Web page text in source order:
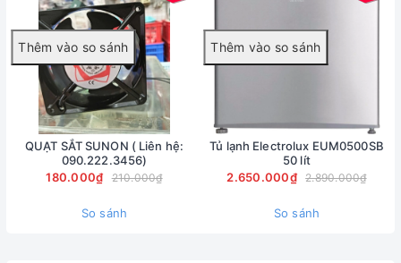
rộng (-23°C đến +7°C), lưu trữ đa dạng thực phẩm với tính
năng đông mềm UltraChill ở -2°C. Điều chỉnh nhiệt độ từ tủ
lạnh sang tủ đông với 1 nút chạm.
Không cần rã đông
có tính năng đông mềm UltraChill ở -2°C bảo quản thực
kín cùng công nghệ cân bằng độ ẩm AutoHumidity Control
QUẠT SẮT SUNON ( Liên hệ:
090.222.3456)
180.000₫
210.000₫
So sánh
Tủ lạnh Electrolux EUM0500SB
50 lít
2.650.000₫
2.890.000₫
So sánh